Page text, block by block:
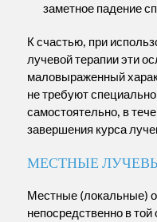
заметное падение
К счастью, при
лучевой терапии эти
маловыраженный
не требуют
самостоятельно, в
завершения курса
МЕСТНЫЕ
Местные (локальные)
непосредственно в